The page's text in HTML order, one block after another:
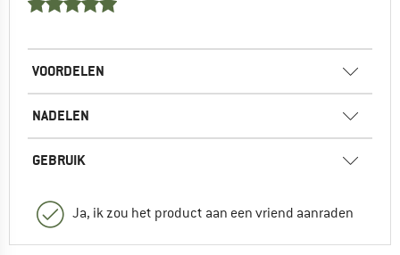
VOORDELEN
NADELEN
GEBRUIK
Ja, ik zou het product aan een vriend aanraden